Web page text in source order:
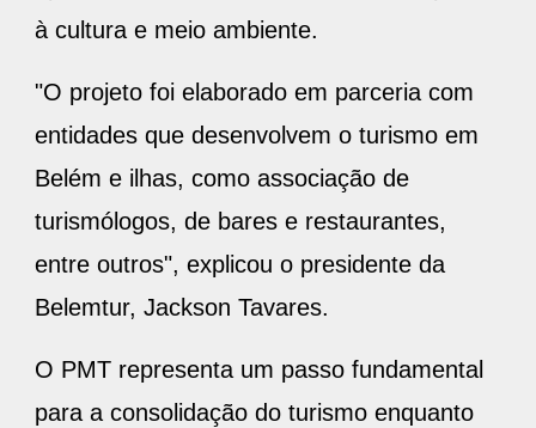
à cultura e meio ambiente.
"O projeto foi elaborado em parceria com
entidades que desenvolvem o turismo em
Belém e ilhas, como associação de
turismólogos, de bares e restaurantes,
entre outros", explicou o presidente da
Belemtur, Jackson Tavares.
O PMT representa um passo fundamental
para a consolidação do turismo enquanto